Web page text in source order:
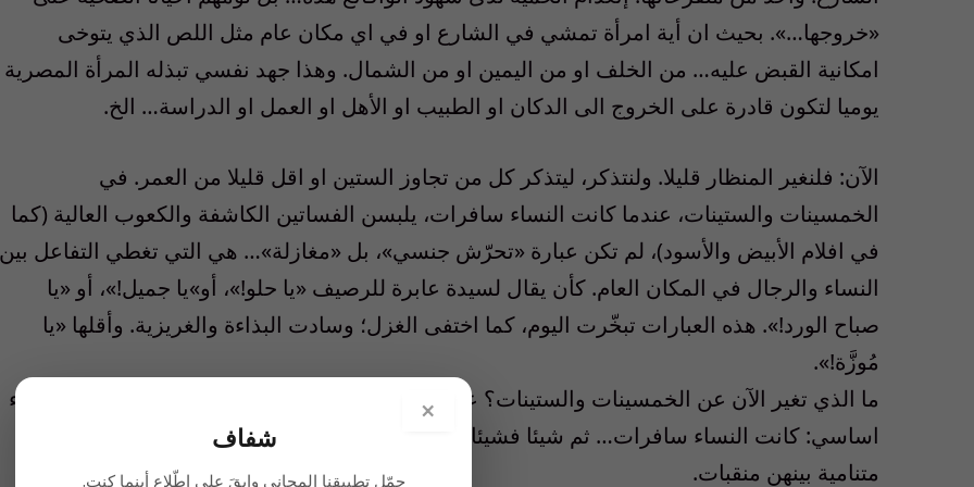
«خروجها…». بحيث ان أية امرأة تمشي في الشارع او في اي مكان عام مثل اللص الذي يتوخى
امكانية القبض عليه… من الخلف او من اليمين او من الشمال. وهذا جهد نفسي تبذله المرأة المصرية
يوميا لتكون قادرة على الخروج الى الدكان او الطبيب او الأهل او العمل او الدراسة… الخ.
الآن: فلنغير المنظار قليلا. ولنتذكر، ليتذكر كل من تجاوز الستين او اقل قليلا من العمر. في
الخمسينات والستينات، عندما كانت النساء سافرات، يلبسن الفساتين الكاشفة والكعوب العالية (كما
في افلام الأبيض والأسود)، لم تكن عبارة «تحرّش جنسي»، بل «مغازلة»… هي التي تغطي التفاعل بين
النساء والرجال في المكان العام. كأن يقال لسيدة عابرة للرصيف «يا حلو!»، أو»يا جميل!»، أو «يا
صباح الورد!». هذه العبارات تبخّرت اليوم، كما اختفى الغزل؛ وسادت البذاءة والغريزية. وأقلها «يا
مُوزَّة!».
ما الذي تغير الآن عن الخمسينات والستينات؟ على صعيد مشهد الشارع، او اي مكان عام آخر؟ شيء
اساسي: كانت النساء سافرات… ثم شيئا فشيئا صرنَ اليوم، بغالبيتهن العظمى، محجّبات. واقلية
متنامية بينهن منقبات.
×
شفاف
حمّل تطبيقنا المجاني وابقَ على اطّلاع أينما كنت.